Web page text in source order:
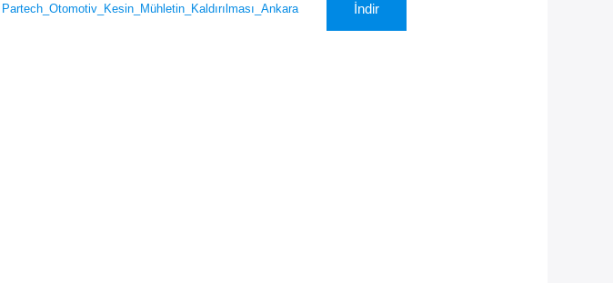
Partech_Otomotiv_Kesin_Mühletin_Kaldırılması_Ankara İndir